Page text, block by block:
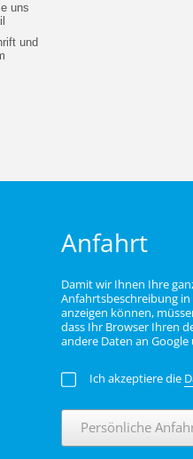
uns
und
Anfahrt
Damit wir Ihnen Ihre
Anfahrtsbeschreibung
anzeigen können,
dass Ihr Browser Ihren
andere Daten an
Ich akzeptiere die
Persönliche